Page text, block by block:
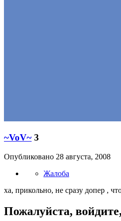
~VoV~ 3
Опубликовано 28 августа, 2008
Жалоба
ха, прикольно, не сразу допер ,
Пожалуйста,